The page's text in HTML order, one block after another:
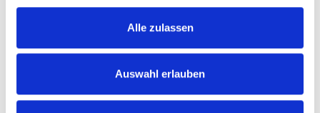
Alle zulassen
Auswahl erlauben
Quax-Hangar